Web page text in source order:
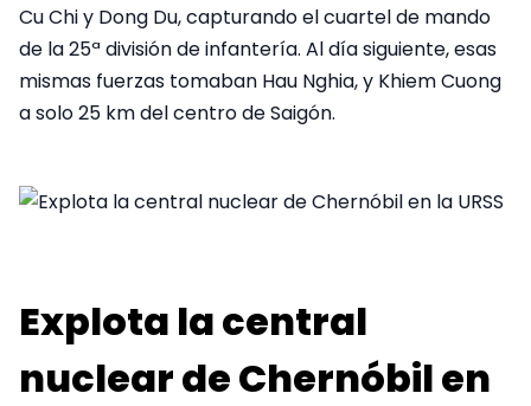
Cu Chi y Dong Du, capturando el cuartel de mando
de la 25ª división de infantería. Al día siguiente, esas
mismas fuerzas tomaban Hau Nghia, y Khiem Cuong
a solo 25 km del centro de Saigón.
Explota la central
nuclear de Chernóbil en